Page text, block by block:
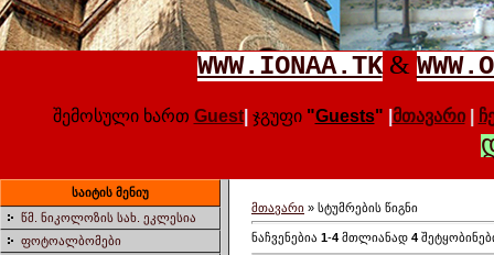
WWW.IONAA.TK&
შემოსული ხართ Guest| ჯგუფი "Guests" მთავარი|
საიტის მენიუ
წმ. ნიკოლოზის სახ. ეკლესია
ფოტოალბომები
მთავარი » სტუმრების წიგნი
ნაჩვენებია 1-4 მთლიანად 4